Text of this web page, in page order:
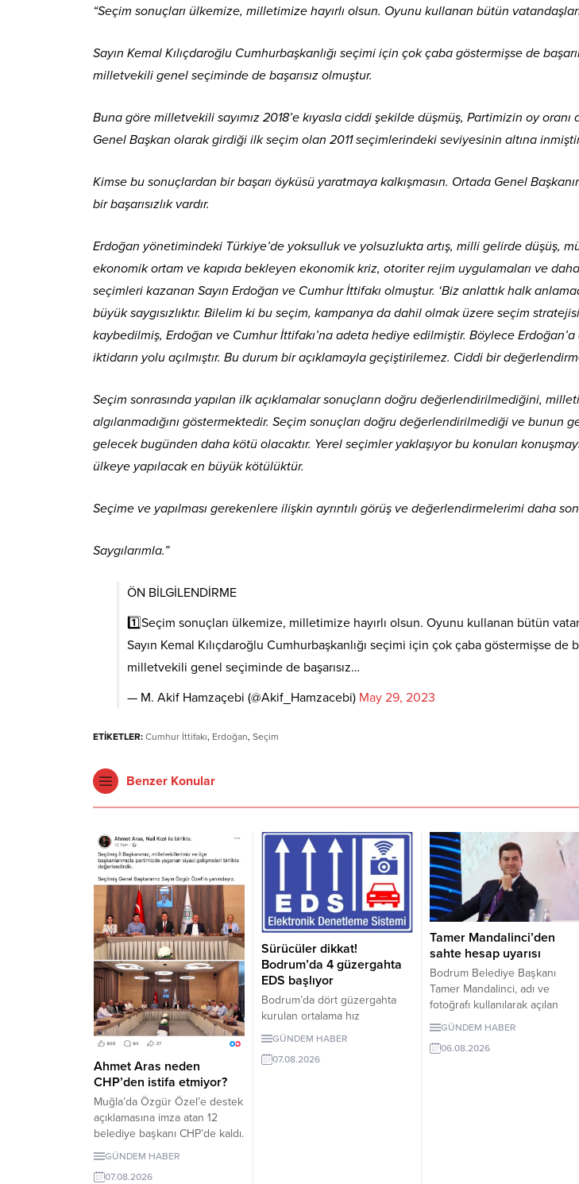
“Seçim sonuçları ülkemize, milletimize hayırlı olsun. Oyunu kullanan bütün
Sayın Kemal Kılıçdaroğlu Cumhurbaşkanlığı seçimi için çok çaba göstermişse de
milletvekili genel seçiminde de başarısız olmuştur.
Buna göre milletvekili sayımız 2018’e kıyasla ciddi şekilde düşmüş, Partimizin oy oranı
Genel Başkan olarak girdiği ilk seçim olan 2011 seçimlerindeki seviyesinin altına
Kimse bu sonuçlardan bir başarı öyküsü yaratmaya kalkışmasın. Ortada Genel
bir başarısızlık vardır.
Erdoğan yönetimindeki Türkiye’de yoksulluk ve yolsuzlukta artış, milli gelirde düşüş,
ekonomik ortam ve kapıda bekleyen ekonomik kriz, otoriter rejim uygulamaları ve
seçimleri kazanan Sayın Erdoğan ve Cumhur İttifakı olmuştur. ‘Biz anlattık halk
büyük saygısızlıktır. Bilelim ki bu seçim, kampanya da dahil olmak üzere seçim
kaybedilmiş, Erdoğan ve Cumhur İttifakı’na adeta hediye edilmiştir. Böylece Erdoğan’a
iktidarın yolu açılmıştır. Bu durum bir açıklamayla geçiştirilemez. Ciddi bir
Seçim sonrasında yapılan ilk açıklamalar sonuçların doğru değerlendirilmediğini,
algılanmadığını göstermektedir. Seçim sonuçları doğru değerlendirilmediği ve bunun
gelecek bugünden daha kötü olacaktır. Yerel seçimler yaklaşıyor bu konuları
ülkeye yapılacak en büyük kötülüktür.
Seçime ve yapılması gerekenlere ilişkin ayrıntılı görüş ve değerlendirmelerimi daha
Saygılarımla.”
ÖN BİLGİLENDİRME
1️⃣Seçim sonuçları ülkemize, milletimize hayırlı olsun. Oyunu kullanan bütün
Sayın Kemal Kılıçdaroğlu Cumhurbaşkanlığı seçimi için çok çaba göstermişse de
milletvekili genel seçiminde de başarısız…
— M. Akif Hamzaçebi (@Akif_Hamzacebi) May 29, 2023
ETİKETLER: Cumhur İttifakı, Erdoğan, Seçim
Benzer Konular
Ahmet Aras neden
CHP’den istifa etmiyor?
Muğla’da Özgür Özel’e destek
açıklamasına imza atan 12
belediye başkanı CHP’de kaldı.
Milletvekilleri Yeni Parti’ye
GÜNDEM HABER
07.08.2026
Sürücüler dikkat!
Bodrum’da 4 güzergahta
EDS başlıyor
Bodrum’da dört güzergahta
kurulan ortalama hız
denetleme sistemi, 10 Ağustos
girecek. İşte EDS uygulanacak
GÜNDEM HABER
07.08.2026
Tamer Mandalinci’den
sahte hesap uyarısı
Bodrum Belediye Başkanı
Tamer Mandalinci, adı ve
fotoğrafı kullanılarak açılan
sahte sosyal medya
bulundu. Mandalinci, tek resmî
GÜNDEM HABER
06.08.2026